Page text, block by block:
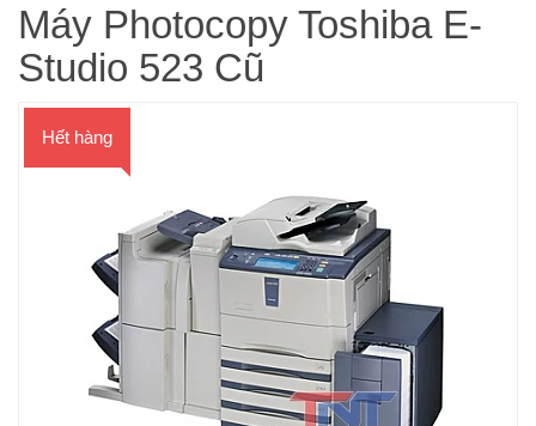
Máy Photocopy Toshiba E-
Studio 523 Cũ
Hết hàng